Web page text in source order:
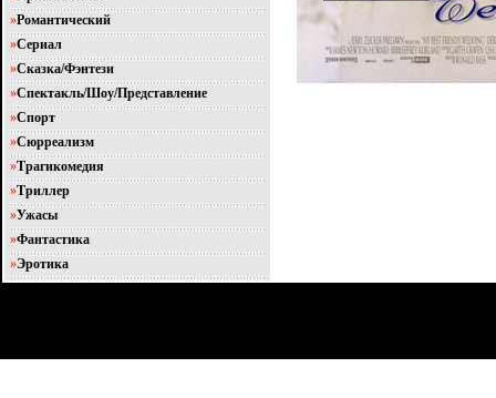
»Романтический
»Сериал
»Сказка/Фэнтези
»Спектакль/Шоу/Представление
»Спорт
»Сюрреализм
»Трагикомедия
»Триллер
»Ужасы
»Фантастика
»Эротика